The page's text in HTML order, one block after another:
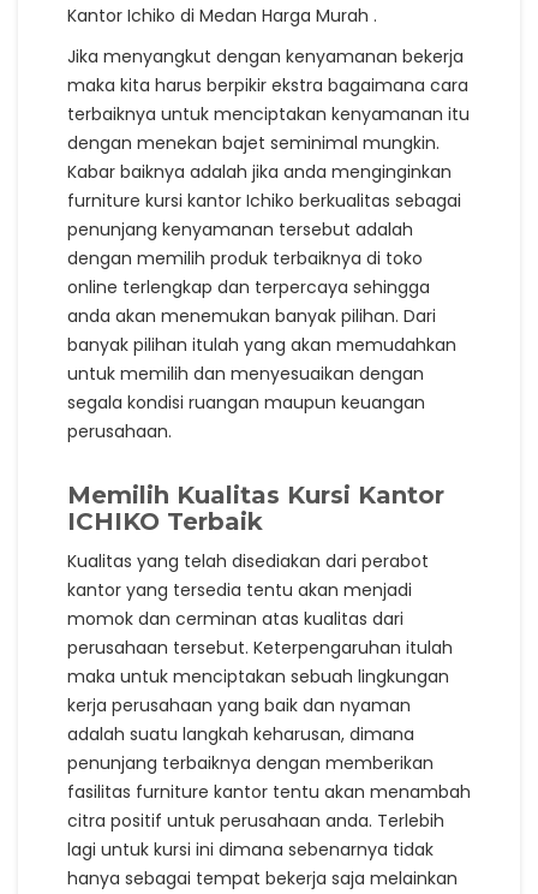
Kantor Ichiko di Medan Harga Murah .
Jika menyangkut dengan kenyamanan bekerja
maka kita harus berpikir ekstra bagaimana cara
terbaiknya untuk menciptakan kenyamanan itu
dengan menekan bajet seminimal mungkin.
Kabar baiknya adalah jika anda menginginkan
furniture kursi kantor Ichiko berkualitas sebagai
penunjang kenyamanan tersebut adalah
dengan memilih produk terbaiknya di toko
online terlengkap dan terpercaya sehingga
anda akan menemukan banyak pilihan. Dari
banyak pilihan itulah yang akan memudahkan
untuk memilih dan menyesuaikan dengan
segala kondisi ruangan maupun keuangan
perusahaan.
Memilih Kualitas Kursi Kantor
ICHIKO Terbaik
Kualitas yang telah disediakan dari perabot
kantor yang tersedia tentu akan menjadi
momok dan cerminan atas kualitas dari
perusahaan tersebut. Keterpengaruhan itulah
maka untuk menciptakan sebuah lingkungan
kerja perusahaan yang baik dan nyaman
adalah suatu langkah keharusan, dimana
penunjang terbaiknya dengan memberikan
fasilitas furniture kantor tentu akan menambah
citra positif untuk perusahaan anda. Terlebih
lagi untuk kursi ini dimana sebenarnya tidak
hanya sebagai tempat bekerja saja melainkan